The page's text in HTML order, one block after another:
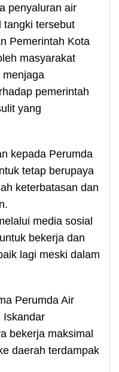
penyaluran air
tangki tersebut
Pemerintah Kota
masyarakat
menjaga
pemerintah
yang
kepada Perumda
tetap berupaya
keterbatasan dan
media sosial
bekerja dan
lagi meski dalam
Perumda Air
Iskandar
bekerja maksimal
daerah terdampak